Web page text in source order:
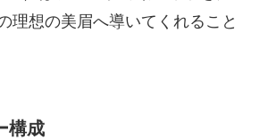
理想の美眉へ導いてくれること
構成